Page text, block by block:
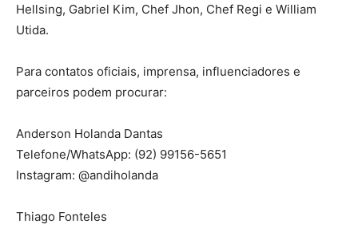
Hellsing, Gabriel Kim, Chef Jhon, Chef Regi e William
Utida.
Para contatos oficiais, imprensa, influenciadores e
parceiros podem procurar:
Anderson Holanda Dantas
Telefone/WhatsApp: (92) 99156-5651
Instagram: @andiholanda
Thiago Fonteles